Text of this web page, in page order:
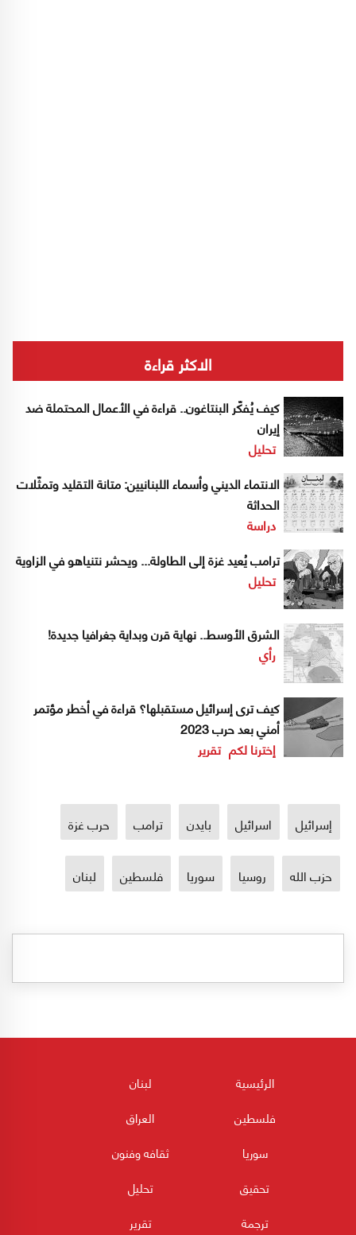
الاكثر قراءة
كيف يُفكّر البنتاغون.. قراءة في الأعمال المحتملة ضد
إيران
تحليل
الانتماء الديني وأسماء اللبنانيين: متانة التقليد وتمثّلات
الحداثة
دراسة
ترامب يُعيد غزة إلى الطاولة... ويحشر نتنياهو في الزاوية
تحليل
الشرق الأوسط.. نهاية قرن وبداية جغرافيا جديدة!
رأي
كيف ترى إسرائيل مستقبلها؟ قراءة في أخطر مؤتمر
أمني بعد حرب 2023
إخترنا لكم تقرير
إسرائيل اسرائيل بايدن ترامب حرب غزة
حزب الله روسيا سوريا فلسطين لبنان
الرئيسية
لبنان
فلسطين
العراق
سوريا
ثقافه وفنون
تحقيق
تحليل
ترجمة
تقرير